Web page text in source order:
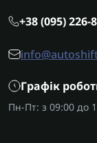
+38 (095) 226-
Графік
Пн-Пт: з 09:00 до